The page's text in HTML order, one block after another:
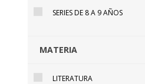
SERIES DE 8 A 9 AÑOS
MATERIA
LITERATURA